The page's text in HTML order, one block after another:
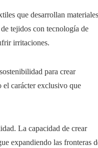
que desarrollan materiales
tejidos con tecnología de
irritaciones.
para crear
carácter exclusivo que
La capacidad de crear
expandiendo las fronteras